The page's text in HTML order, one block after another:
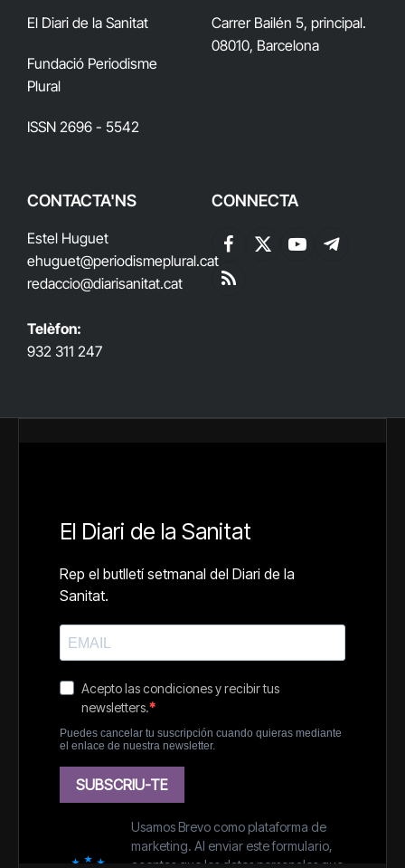
El Diari de la Sanitat
Fundació Periodisme
Plural
ISSN 2696 - 5542
Carrer Bailén 5, principal.
08010, Barcelona
CONTACTA'NS
Estel Huguet
ehuguet@periodismeplural.cat
redaccio@diarisanitat.cat
Telèfon:
932 311 247
CONNECTA
Facebook
X
YouTubeTelegram
RSS